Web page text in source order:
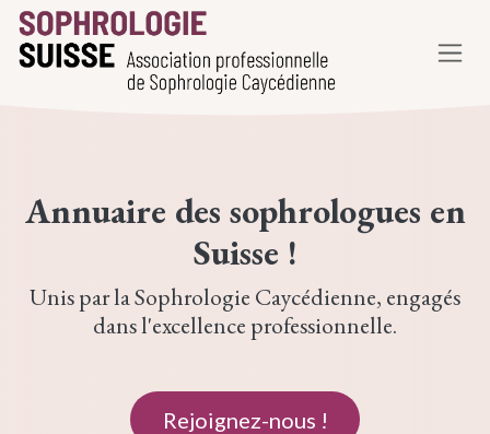
Se rendre au contenu
Annuaire des sophrologues en
Suisse !
Unis par la Sophrologie Caycédienne, engagés
dans l'excellence professionnelle.
Rejoig​​nez-nous !